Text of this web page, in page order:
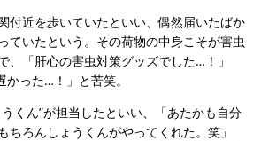
付近を歩いていたといい、偶然届いたばか
ていたという。その荷物の中身こそが害虫
、「肝心の害虫対策グッズでした…！」
かった…！」と苦笑。
くん”が担当したといい、「あたかも自分
ちろんしょうくんがやってくれた。笑」